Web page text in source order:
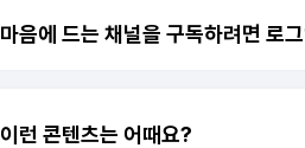
마음에 드는 채널을 구독하려면 로
이런 콘텐츠는 어때요?